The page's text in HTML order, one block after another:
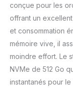
conçue pour les
offrant un
et consommation
mémoire vive, il
moindre effort. Le
NVMe de 512 Go
instantanés pour